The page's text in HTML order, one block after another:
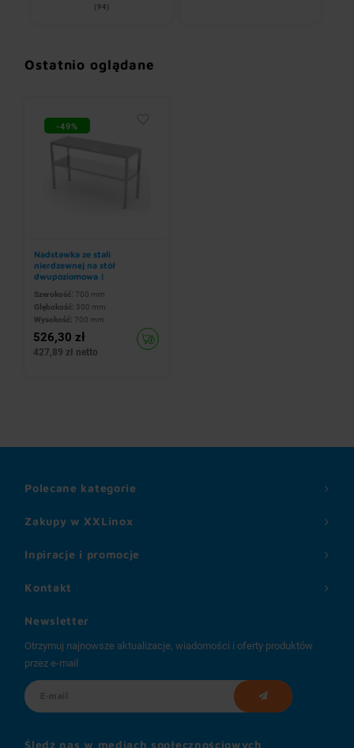
(94)
Ostatnio oglądane
-49%
Nadstawka ze stali
nierdzewnej na stół
dwupoziomowa |
Szerokość: 700 mm
Głębokość: 300 mm
Wysokość: 700 mm
526,30 zł
427,89 zł netto
Zakupy w XXLinox
Inpiracje i promocje
Polecane kategorie
Kontakt
Newsletter
Otrzymuj najnowsze aktualizacje, wiadomości i oferty produktów
przez e-mail
Śledź nas w mediach społecznościowych